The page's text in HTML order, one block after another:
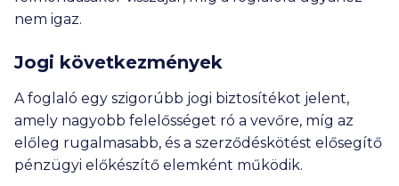
nem igaz.
Jogi következmények
A foglaló egy szigorúbb jogi biztosítékot jelent,
amely nagyobb felelősséget ró a vevőre, míg az
előleg rugalmasabb, és a szerződéskötést elősegítő
pénzügyi előkészítő elemként működik.